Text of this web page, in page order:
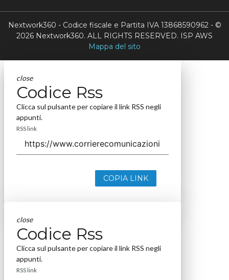
Nextwork360 - Codice fiscale e Partita IVA 13868590962 - ©
2026 Nextwork360. ALL RIGHTS RESERVED. ISP AWS
Mappa del sito
close
Codice Rss
Clicca sul pulsante per copiare il link RSS negli
appunti.
RSS link
COPIA LINK
close
Codice Rss
Clicca sul pulsante per copiare il link RSS negli
appunti.
RSS link